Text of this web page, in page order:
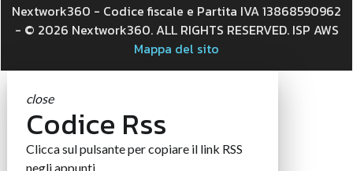
Nextwork360 - Codice fiscale e Partita IVA 13868590962
- © 2026 Nextwork360. ALL RIGHTS RESERVED. ISP AWS
Mappa del sito
close
Codice Rss
Clicca sul pulsante per copiare il link RSS
negli appunti.